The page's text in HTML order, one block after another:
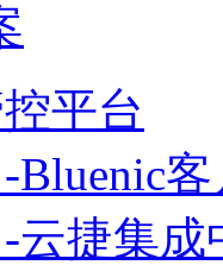
平台
Bluenic
云捷集成